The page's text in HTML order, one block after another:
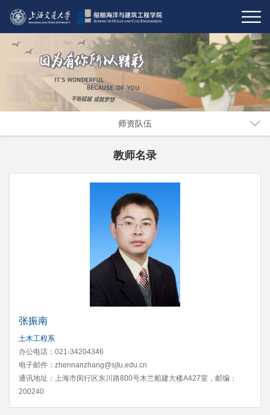
师资队伍
教师名录
张振南
土木工程系
办公电话：021-34204346
电子邮件：zhennanzhang@sjtu.edu.cn
通讯地址：上海市闵行区东川路800号木兰船建大楼A427室，邮编：
200240